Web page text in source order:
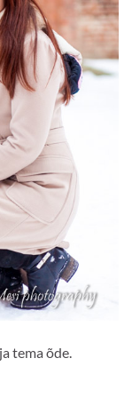
tema õde.